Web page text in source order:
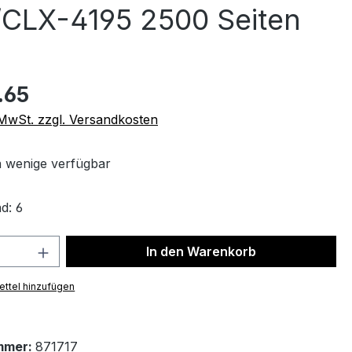
4195 2500 Seiten
zzgl. Versandkosten
wenige verfügbar
6
Anzahl: Gib den gewünschten Wert
In den Warenkorb
hinzufügen
871717